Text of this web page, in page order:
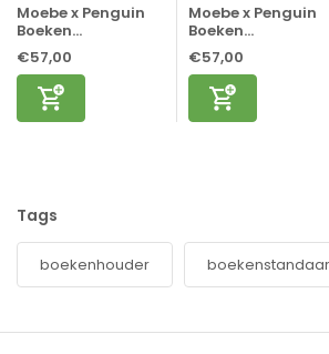
Moebe x Penguin
Boeken...
€57,00
Moebe x Penguin
Boeken...
€57,00
Tags
boekenhouder